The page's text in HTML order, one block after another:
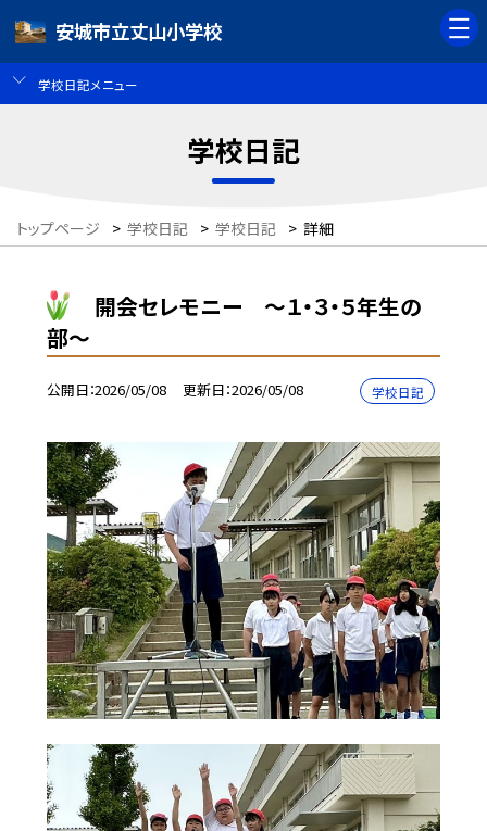
安城市立丈山小学校
学校日記メニュー
学校日記
トップページ > 学校日記 > 学校日記 > 詳細
開会セレモニー 〜１・３・５年生の
部〜
公開日 2026/05/08 更新日 2026/05/08 学校日記